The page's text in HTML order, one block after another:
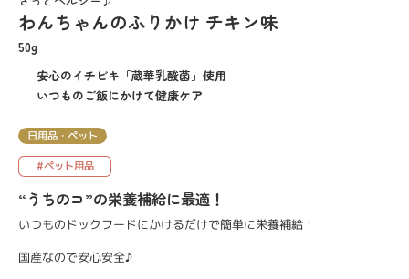
わんちゃんのふりかけ チキン味
50g
安心のイチビキ「蔵華乳酸菌」使用
いつものご飯にかけて健康ケア
日用品・ペット
#ペット用品
“うちのコ”の栄養補給に最適！
いつものドックフードにかけるだけで簡単に栄養補給！
国産なので安心安全♪